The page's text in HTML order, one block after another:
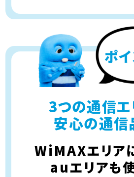
3つの通信エ
安心の通信
WiMAXエリア
auエリアも使